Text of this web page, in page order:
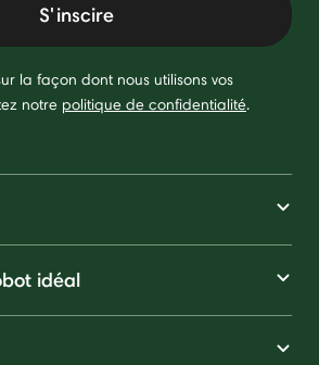
S'inscire
la façon dont nous utilisons vos
notre politique de confidentialité.
idéal